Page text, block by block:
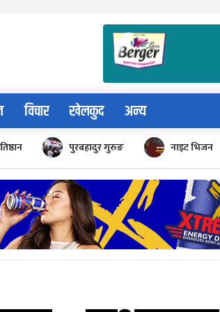
विचार खेलकुद अन्य
पुरबहादुर गुरुङ नाइट भिजन